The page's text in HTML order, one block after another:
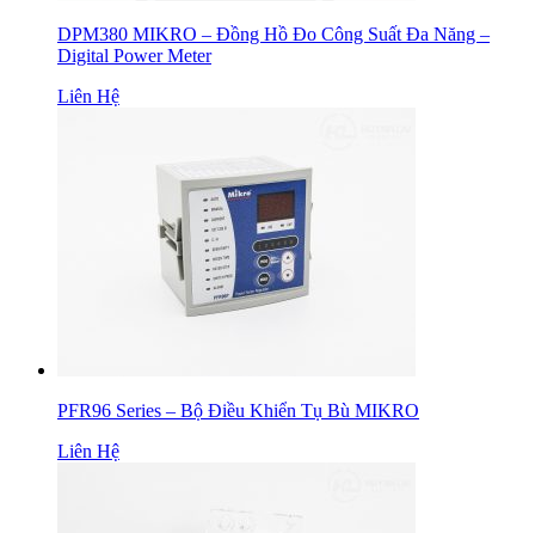
DPM380 MIKRO – Đồng Hồ Đo Công Suất Đa Năng –
Digital Power Meter
Liên Hệ
PFR96 Series – Bộ Điều Khiển Tụ Bù MIKRO
Liên Hệ